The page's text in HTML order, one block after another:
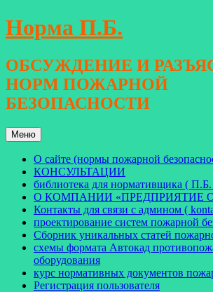
Перейти
к
Норма П.Б.
ОБСУЖДЕНИЕ И
НОРМ ПОЖАРНОЙ
БЕЗОПАСНОСТИ
Меню
О сайте (нормы пожарной
КОНСУЛЬТАЦИИ
библиотека для нормативщика (
О КОМПАНИИ «ПРЕДПРИЯТИЕ
Контакты для связи с админом (
проектирование систем пожарной
Сборник уникальных статей
схемы формата Автокад
оборудования
курс нормативных документов
Регистрация пользователя